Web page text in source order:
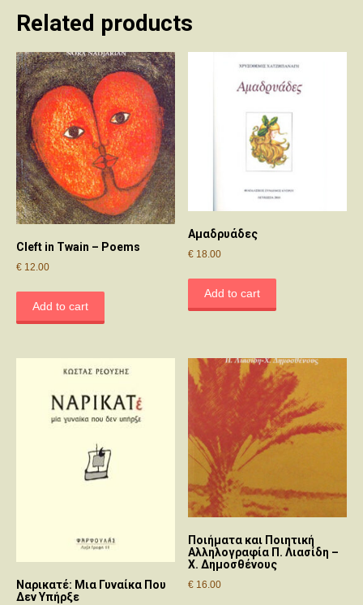
Related products
Cleft in Twain – Poems
€ 12.00
Add to cart
Αμαδρυάδες
€ 18.00
Add to cart
Ναρικατέ: Μια Γυναίκα Που
Δεν Υπήρξε
Ποιήματα και Ποιητική
Αλληλογραφία Π. Λιασίδη –
Χ. Δημοσθένους
€ 16.00